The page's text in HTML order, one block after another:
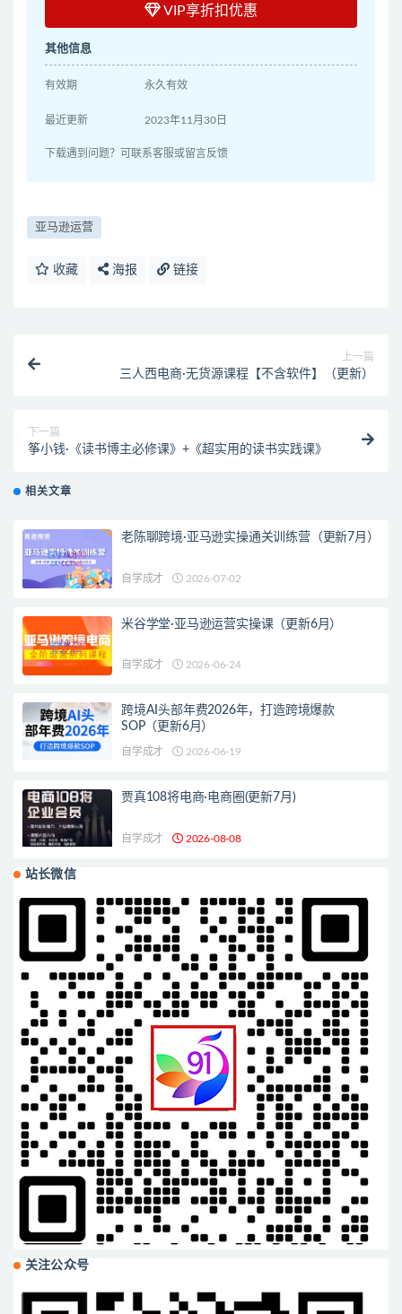
VIP享折扣优惠
其他信息
有效期 永久有效
最近更新 2023年11月30日
下载遇到问题？可联系客服或留言反馈
亚马逊运营
收藏 海报 链接
上一篇
三人西电商·无货源课程【不含软件】（更新）
下一篇
筝小钱·《读书博主必修课》+《超实用的读书实践课》
相关文章
老陈聊跨境·亚马逊实操通关训练营（更新7月）
自学成才 2026-07-02
米谷学堂·亚马逊运营实操课（更新6月）
自学成才 2026-06-24
跨境AI头部年费2026年，打造跨境爆款
SOP（更新6月）
自学成才 2026-06-19
贾真108将电商·电商圈(更新7月)
自学成才 2026-08-08
站长微信
关注公众号